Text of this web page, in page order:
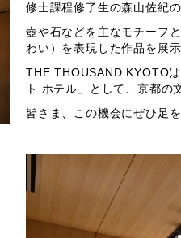
修士課程修了生の森山佐紀
壺や石などを主なモチーフ
わい）を表現した作品を展示
THE THOUSAND KYOTO
ト ホテル」として、京都の
皆さま、この機会にぜひ足